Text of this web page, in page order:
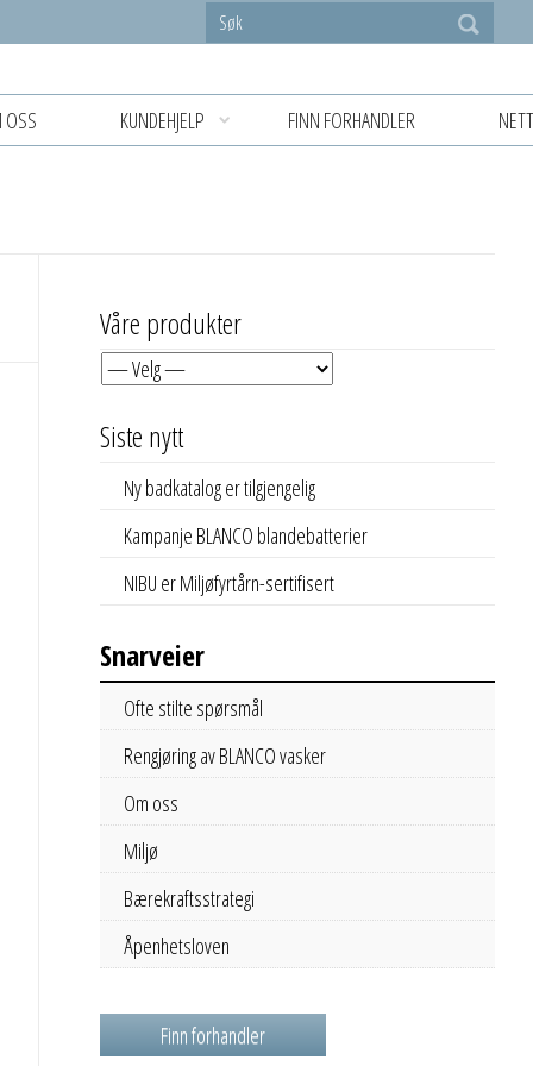
KUNDEHJELP FINN FORHANDLER
Våre produkter
Siste nytt
Ny badkatalog er tilgjengelig
Kampanje BLANCO blandebatterier
NIBU er Miljøfyrtårn-sertifisert
Snarveier
Ofte stilte spørsmål
Rengjøring av BLANCO vasker
Om oss
Miljø
Bærekraftsstrategi
Åpenhetsloven
Finn forhandler